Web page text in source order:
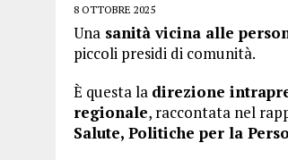
8 OTTOBRE 2025
Una sanità vicina alle
piccoli presidi di comunità.
È questa la direzione
regionale, raccontata nel
Salute, Politiche per la